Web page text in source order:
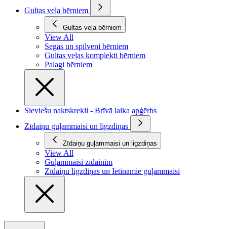
Gultas veļa bērniem
Gultas veļa bērniem
View All
Segas un spilveni bērniem
Gultas veļas komplekti bērniem
Palagi bērniem
Sieviešu naktskrekli - Brīvā laika apģērbs
Zīdaiņu guļammaisi un ligzdiņas
Zīdaiņu guļammaisi un ligzdiņas
View All
Guļammaisi zīdainim
Zīdaiņu ligzdiņas un Ietināmie guļammaisi